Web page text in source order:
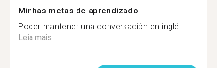
Minhas metas de aprendizado
Poder mantener una conversación en inglé...
Leia mais